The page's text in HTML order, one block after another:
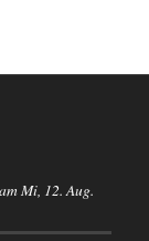
Mi, 12. Aug.